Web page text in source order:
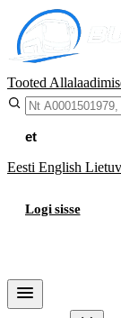
Tooted
et
Eesti English
Logi sisse